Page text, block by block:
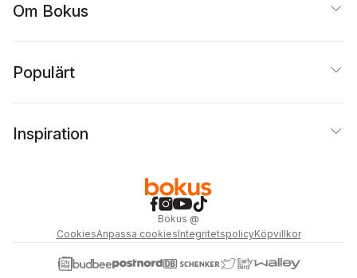
Om Bokus
Populärt
Inspiration
Bokus @
CookiesAnpassa cookiesIntegritetspolicyKöpvillkor